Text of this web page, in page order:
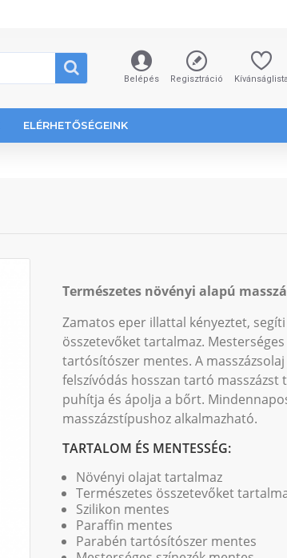
Belépés Regisztráció Kívánságlista
ELÉRHETŐSÉGEINK
Természetes növényi alapú
Zamatos eper illattal kényeztet,
összetevőket tartalmaz.
tartósítószer mentes. A
felszívódás hosszan tartó masszázst
puhítja és ápolja a bőrt.
masszázstípushoz alkalmazható.
TARTALOM ÉS MENTESSÉG:
Növényi olajat tartalmaz
Természetes összetevőket
Szilikon mentes
Paraffin mentes
Parabén tartósítószer mentes